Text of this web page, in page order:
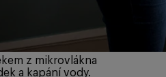
z mikrovlákna
a kapání vody.